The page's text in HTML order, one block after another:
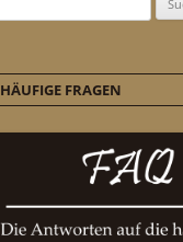
HÄUFIGE FRAGEN